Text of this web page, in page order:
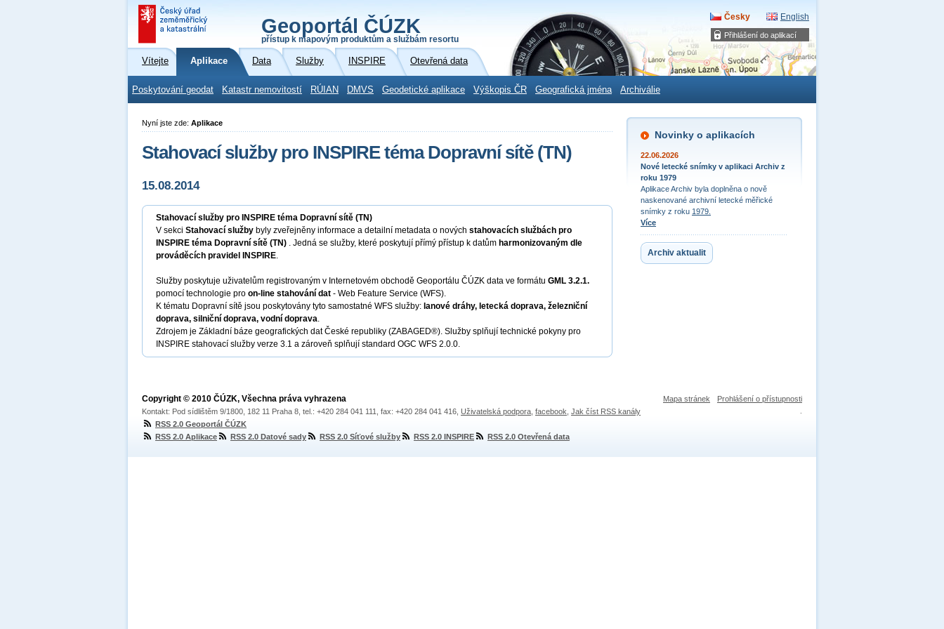
Přihlášení do aplikací
Geoportál ČÚZK
přístup k mapovým produktům a službám resortu
Česky English
Vítejte Aplikace Data Služby INSPIRE Otevřená data
Poskytování geodat Katastr nemovitostí RÚIAN DMVS Geodetické aplikace Výškopis ČR Geografická jména Archiválie
Novinky o aplikacích
22.06.2026
Nové letecké snímky v aplikaci Archiv z
roku 1979
Aplikace Archiv byla doplněna o nově
naskenované archivní letecké měřické
snímky z roku 1979.
Více
Archiv aktualit
Nyní jste zde: Aplikace
Stahovací služby pro INSPIRE téma Dopravní sítě (TN)
15.08.2014
Stahovací služby pro INSPIRE téma Dopravní sítě (TN)
V sekci Stahovací služby byly zveřejněny informace a detailní metadata o nových stahovacích službách pro
INSPIRE téma Dopravní sítě (TN) . Jedná se služby, které poskytují přímý přístup k datům harmonizovaným dle
prováděcích pravidel INSPIRE.
Služby poskytuje uživatelům registrovaným v Internetovém obchodě Geoportálu ČÚZK data ve formátu GML 3.2.1.
pomocí technologie pro on-line stahování dat - Web Feature Service (WFS).
K tématu Dopravní sítě jsou poskytovány tyto samostatné WFS služby: lanové dráhy, letecká doprava, železniční
doprava, silniční doprava, vodní doprava.
Zdrojem je Základní báze geografických dat České republiky (ZABAGED®). Služby splňují technické pokyny pro
INSPIRE stahovací služby verze 3.1 a zároveň splňují standard OGC WFS 2.0.0.
Mapa stránek Prohlášení o přístupnosti
Copyright © 2010 ČÚZK, Všechna práva vyhrazena
Kontakt: Pod sídlištěm 9/1800, 182 11 Praha 8, tel.: +420 284 041 111, fax: +420 284 041 416, Uživatelská podpora facebook Jak číst RSS kanály
RSS 2.0 Geoportál ČÚZK
RSS 2.0 Aplikace
RSS 2.0 Datové sady RSS 2.0 Síťové služby RSS 2.0 INSPIRE RSS 2.0 Otevřená data